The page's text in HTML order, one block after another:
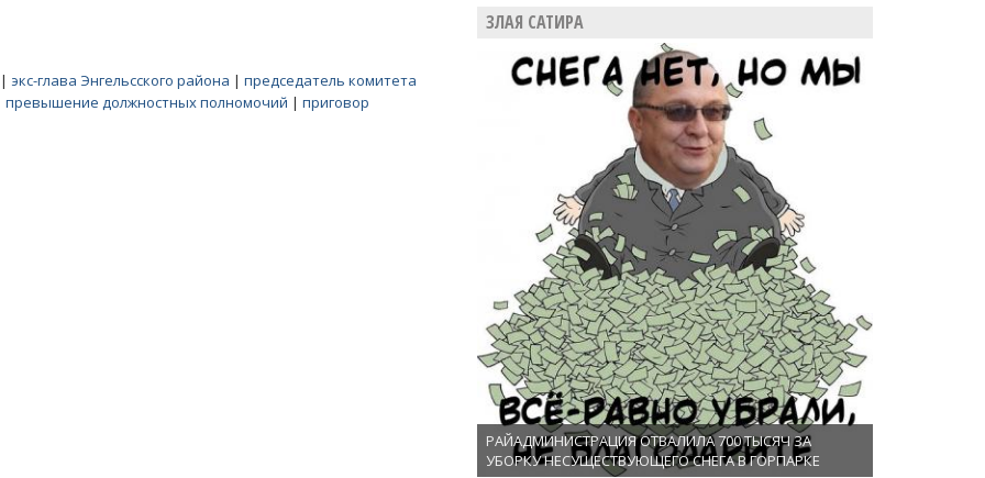
| экс-глава Энгельсского района | председатель комитета
превышение должностных полномочий | приговор
ЗЛАЯ САТИРА
РАЙАДМИНИСТРАЦИЯ ОТВАЛИЛА 700 ТЫСЯЧ ЗА
УБОРКУ НЕСУЩЕСТВУЮЩЕГО СНЕГА В ГОРПАРКЕ